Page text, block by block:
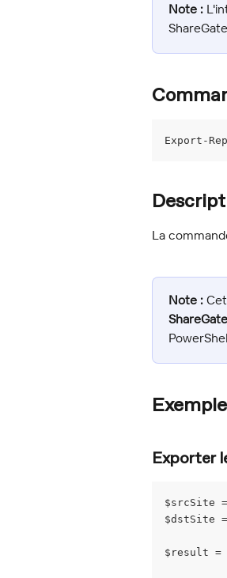
Note :
Export-
La
Note :
Exporter
$srcSite
$dstSite
$result =